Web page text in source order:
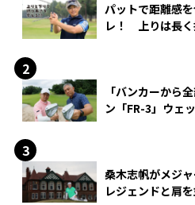
パットで距離感
レ！ 上りは長く
「バンカーから
ン「FR-3」ウェ
桑木志帆がメジ
レジェンドと肩